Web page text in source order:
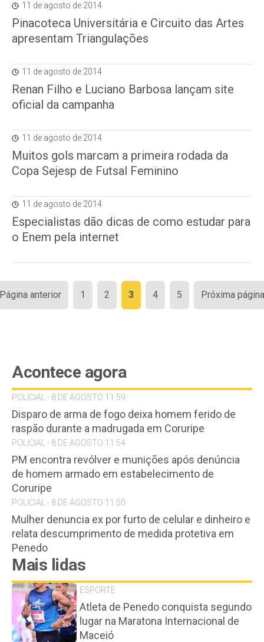
11 de agosto de 2014
Pinacoteca Universitária e Circuito das Artes
apresentam Triangulações
11 de agosto de 2014
Renan Filho e Luciano Barbosa lançam site
oficial da campanha
11 de agosto de 2014
Muitos gols marcam a primeira rodada da
Copa Sejesp de Futsal Feminino
11 de agosto de 2014
Especialistas dão dicas de como estudar para
o Enem pela internet
Paginação
de
anterior 1 2 3 4 5 Próxima
Acontece agora
POLICIAL - 8 DE AGOSTO 11:59
Disparo de arma de fogo deixa homem ferido de
raspão durante a madrugada em Coruripe
POLICIAL - 8 DE AGOSTO 11:54
PM encontra revólver e munições após denúncia
de homem armado em estabelecimento de
Coruripe
POLICIAL - 8 DE AGOSTO 11:50
Mulher denuncia ex por furto de celular e dinheiro e
relata descumprimento de medida protetiva em
Penedo
Mais lidas
ESPORTE
Atleta de Penedo conquista segundo
lugar na Maratona Internacional de
Maceió